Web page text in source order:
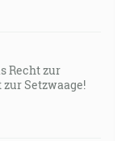
Recht zur
Setzwaage!